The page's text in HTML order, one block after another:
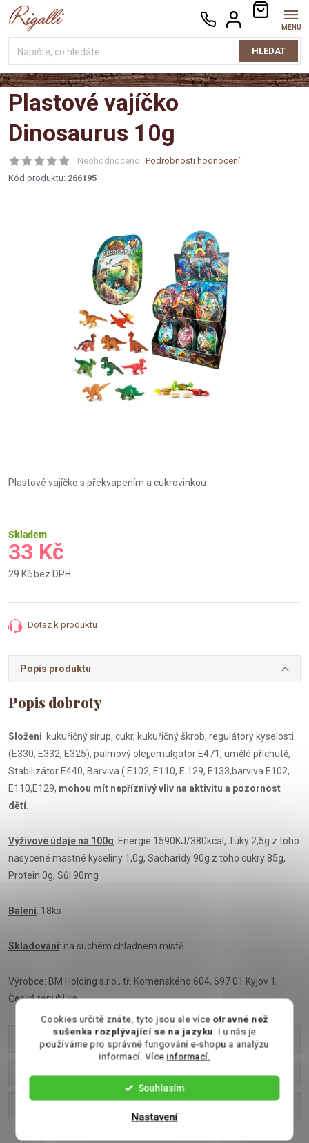
Cookies určitě znáte, tyto jsou ale více otravné než
sušenka rozplývající se na jazyku. I u nás je
používáme pro správné fungování e-shopu a analýzu
informací. Víceinformací.
Souhlasím
Nastavení
Přejít
na
HLEDAT
NÁKUPNÍ
KOŠÍK
Plastové vajíčko
Dinosaurus 10g
Neohodnoceno Podrobnosti hodnocení
Kód produktu: 266195
Plastové vajíčko s překvapením a cukrovinkou
Skladem
33 Kč
29 Kč bez DPH
cena:
Dotaz k produktu
Popis produktu
Složeni: kukuřičný sirup, cukr, kukuřičný škrob, regulátory kyselosti
(E330, E332, E325), palmový olej,emulgátor E471, umělé příchutě,
Stabilizátor E440, Barviva ( E102, E110, E 129, E133,barviva E102,
E110,E129, mohou mít nepříznivý vliv na aktivitu a pozornost
dětí.
Výživové údaje na 100g: Energie 1590KJ/380kcal, Tuky 2,5g z toho
nasycené mastné kyseliny 1,0g, Sacharidy 90g z toho cukry 85g,
Protein 0g, Sůl 90mg
Balení: 18ks
Skladování: na suchém chladném místě
Výrobce: BM Holding s.r.o., tř. Komenského 604, 697 01 Kyjov 1,
Česká republika
Parametry produktu